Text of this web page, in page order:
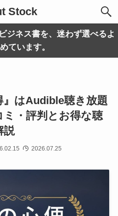
Stock
ジネス書を、迷わず選べるよ
ています。
』はAudible聴き放題
ミ・評判とお得な聴
説
2026.07.25